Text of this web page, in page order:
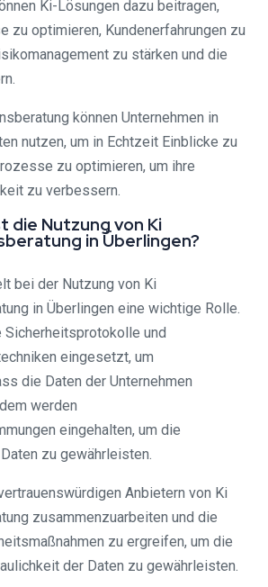
Ki-Lösungen dazu beitragen,
zu optimieren, Kundenerfahrungen zu
zu stärken und die
können Unternehmen in
nutzen, um in Echtzeit Einblicke zu
zu optimieren, um ihre
zu verbessern.
die Nutzung von Ki
in Überlingen?
bei der Nutzung von Ki
in Überlingen eine wichtige Rolle.
Sicherheitsprotokolle und
eingesetzt, um
die Daten der Unternehmen
werden
eingehalten, um die
zu gewährleisten.
Anbietern von Ki
zusammenzuarbeiten und die
zu ergreifen, um die
der Daten zu gewährleisten.